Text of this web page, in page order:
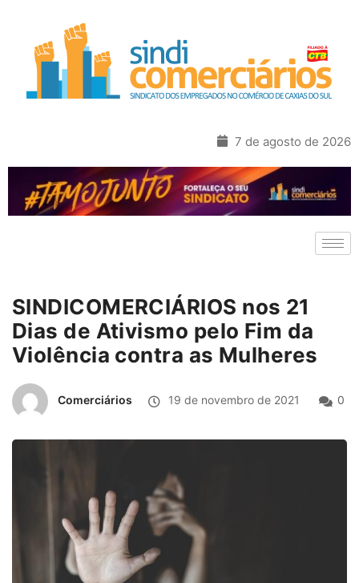
7 de agosto de 2026
SINDICOMERCIÁRIOS nos 21
Dias de Ativismo pelo Fim da
Violência contra as Mulheres
Comerciários 19 de novembro de 2021 0